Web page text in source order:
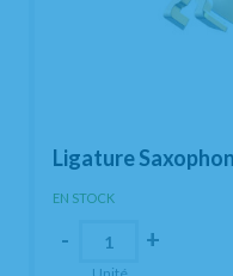
Ligature
EN STOCK
- +